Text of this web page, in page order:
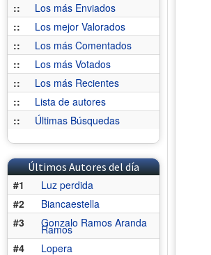
::
Los más Enviados
::
Los mejor Valorados
::
Los más Comentados
::
Los más Votados
::
Los más Recientes
::
Lista de autores
::
Últimas Búsquedas
Últimos Autores del día
#1
Luz perdida
#2
Biancaestella
#3
Gonzalo Ramos Aranda
Ramos
#4
Lopera